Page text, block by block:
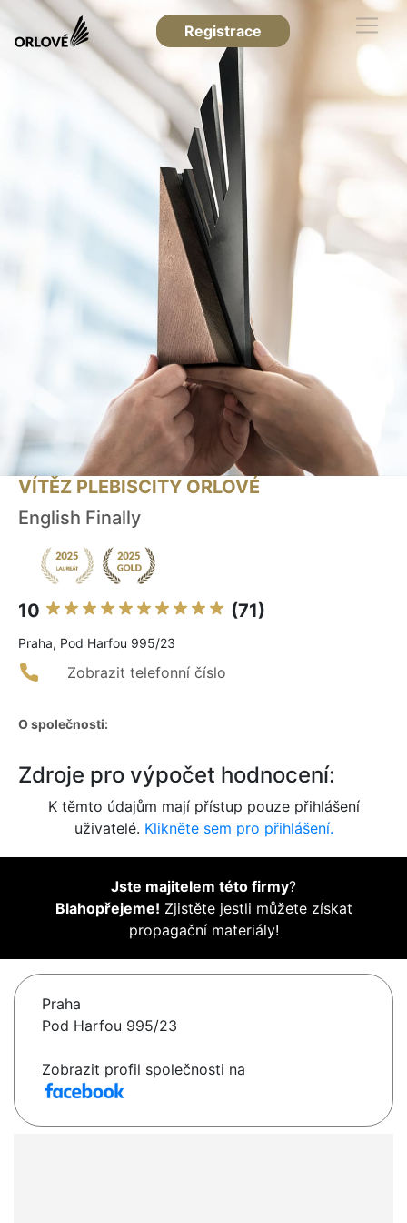
Registrace
VÍTĚZ PLEBISCITY ORLOVÉ
English Finally
10 (71)
Praha, Pod Harfou 995/23
Zobrazit telefonní číslo
O společnosti:
Zdroje pro výpočet hodnocení:
K těmto údajům mají přístup pouze přihlášení
uživatelé. Klikněte sem pro přihlášení.
Jste majitelem této firmy?
Blahopřejeme! Zjistěte jestli můžete získat
propagační materiály!
Praha
Pod Harfou 995/23
Zobrazit profil společnosti na